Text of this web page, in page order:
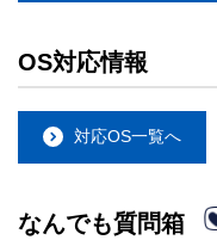
OS対応情報
対応OS一覧へ
なんでも質問箱